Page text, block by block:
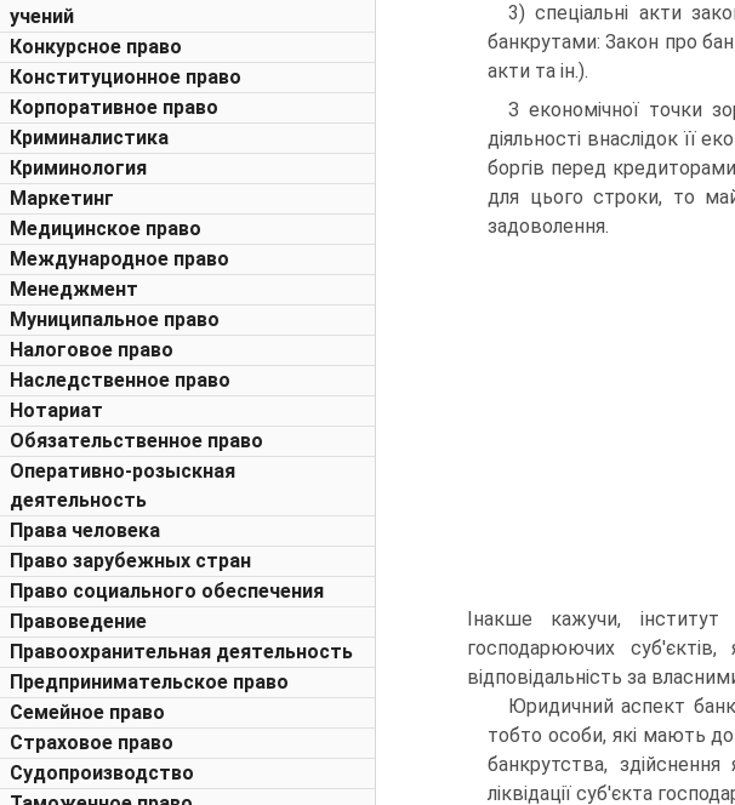
учений
Конкурсное право
Конституционное право
Корпоративное право
Криминалистика
Криминология
Маркетинг
Медицинское право
Международное право
Менеджмент
Муниципальное право
Налоговое право
Наследственное право
Нотариат
Обязательственное право
Оперативно-розыскная
деятельность
Права человека
Право зарубежных стран
Право социального обеспечения
Правоведение
Правоохранительная деятельность
Предпринимательское право
Семейное право
Страховое право
Судопроизводство
3) спеціальні акти
банкрута­ми: Закон про
акти та ін.).
З економічної точки
діяльності вна­слідок її
боргів перед
для цього строки, то
задоволення.
Інакше кажучи, інститут
господарюючих суб'єктів,
відповідальність за
Юридичний аспект
тобто осо­би, які мають
банкрутства,
ліквідації суб'єкта